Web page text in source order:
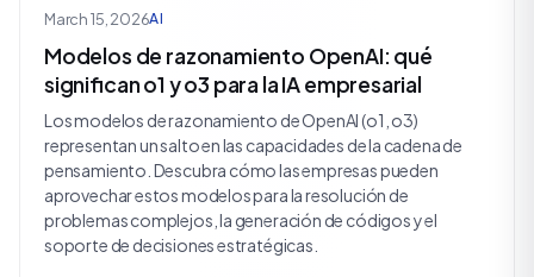
March 15, 2026AI
Modelos de razonamiento OpenAI: qué
significan o1 y o3 para la IA empresarial
Los modelos de razonamiento de OpenAI (o1, o3)
representan un salto en las capacidades de la cadena de
pensamiento. Descubra cómo las empresas pueden
aprovechar estos modelos para la resolución de
problemas complejos, la generación de códigos y el
soporte de decisiones estratégicas.